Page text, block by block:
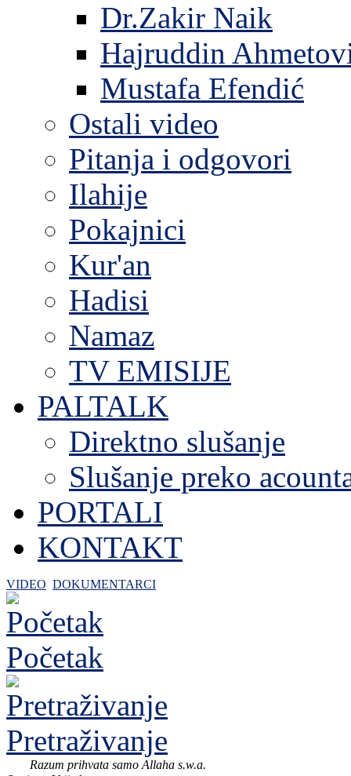
Dr.Zakir Naik
Hajruddin
Mustafa Efendić
Ostali video
Pitanja i odgovori
Ilahije
Pokajnici
Kur'an
Hadisi
Namaz
TV EMISIJE
PALTALK
Direktno slušanje
Slušanje preko
PORTALI
KONTAKT
VIDEO DOKUMENTARCI
Početak
Pretraživanje
Razum prihvata samo Allaha s.w.a.